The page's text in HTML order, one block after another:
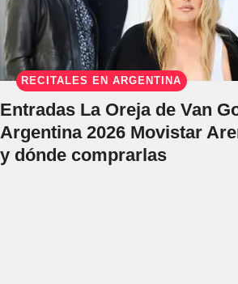
RECITALES EN ARGENTINA
Entradas La Oreja de Van
Argentina 2026 Movistar
y dónde comprarlas